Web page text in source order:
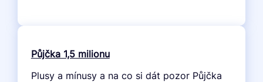
Půjčka 1,5 milionu
Plusy a mínusy a na co si dát pozor Půjčka